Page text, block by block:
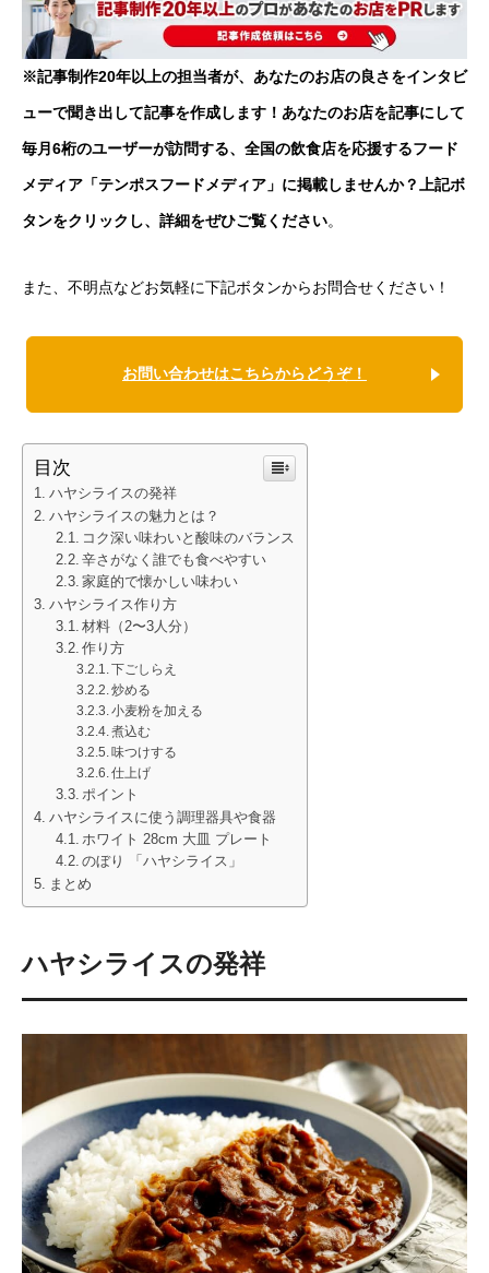
※記事制作20年以上の担当者が、あなたのお店の良さをインタビ
ューで聞き出して記事を作成します！あなたのお店を記事にして
毎月6桁のユーザーが訪問する、全国の飲食店を応援するフード
メディア「テンポスフードメディア」に掲載しませんか？上記ボ
タンをクリックし、詳細をぜひご覧ください。
また、不明点などお気軽に下記ボタンからお問合せください！
お問い合わせはこちらからどうぞ！
目次
ハヤシライスの発祥
ハヤシライスの魅力とは？
コク深い味わいと酸味のバランス
辛さがなく誰でも食べやすい
家庭的で懐かしい味わい
ハヤシライス作り方
材料（2〜3人分）
作り方
下ごしらえ
炒める
小麦粉を加える
煮込む
味つけする
仕上げ
ポイント
ハヤシライスに使う調理器具や食器
ホワイト 28cm 大皿 プレート
のぼり 「ハヤシライス」
まとめ
ハヤシライスの発祥